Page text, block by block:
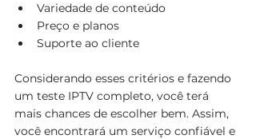
Variedade de conteúdo
Preço e planos
Suporte ao cliente
Considerando esses critérios e fazendo
um teste IPTV completo, você terá
mais chances de escolher bem. Assim,
você encontrará um serviço confiável e